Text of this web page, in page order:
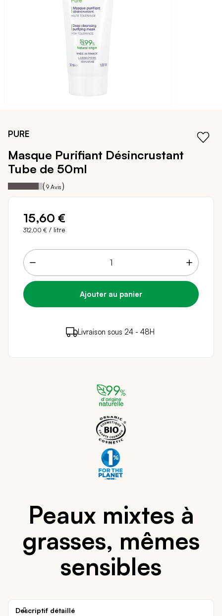
début
Galerie
PURE
Masque Purifiant Désincrustant
Tube de 50ml
Notation: 89
% of 100
( 9 Avis )
15,60 €
312,00 € / litre
15 points de fidélité ( 0,30 €
en achetant ce
Livraison sous 24 - 48H
Paiement sécurisé
Peaux mixtes à
grasses, mêmes
sensibles
Descriptif détaillé